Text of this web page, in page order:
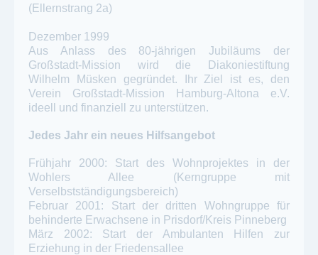
(Ellernstrang 2a)
Dezember 1999
Aus Anlass des 80-jährigen Jubiläums der
Großstadt-Mission wird die Diakoniestiftung
Wilhelm Müsken gegründet. Ihr Ziel ist es, den
Verein Großstadt-Mission Hamburg-Altona e.V.
ideell und finanziell zu unterstützen.
Jedes Jahr ein neues Hilfsangebot
Frühjahr 2000: Start des Wohnprojektes in der
Wohlers Allee (Kerngruppe mit
Verselbstständigungsbereich)
Februar 2001: Start der dritten Wohngruppe für
behinderte Erwachsene in Prisdorf/Kreis Pinneberg
März 2002: Start der Ambulanten Hilfen zur
Erziehung in der Friedensallee